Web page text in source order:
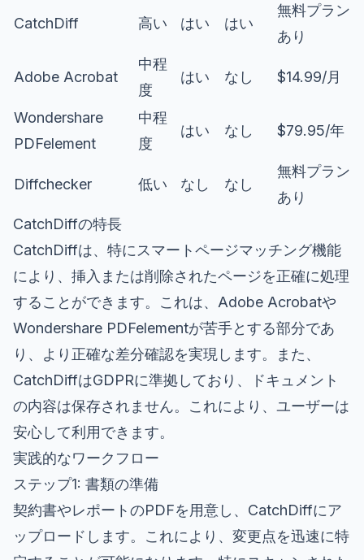
CatchDiff 高い はい はい
無料プラン
あり
Adobe Acrobat
中程
度
はい なし $14.99/月
Wondershare
PDFelement
中程
度
はい なし $79.95/年
Diffchecker 低い なし なし
無料プラン
あり
CatchDiffの特長
CatchDiffは、特にスマートページマッチング機能
により、挿入または削除されたページを正確に処理
することができます。これは、Adobe Acrobatや
Wondershare PDFelementが苦手とする部分であ
り、より正確な差分確認を実現します。また、
CatchDiffはGDPRに準拠しており、ドキュメント
の内容は保存されません。これにより、ユーザーは
安心して利用できます。
実践的なワークフロー
ステップ1: 書類の準備
契約書やレポートのPDFを用意し、CatchDiffにア
ップロードします。これにより、変更点を迅速に特